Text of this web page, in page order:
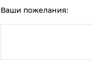
Ваши пожелания: